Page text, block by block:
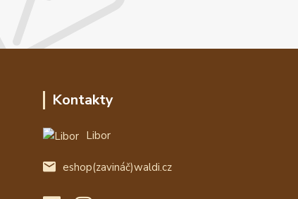
Kontakty
Libor
eshop(zavináč)waldi.cz